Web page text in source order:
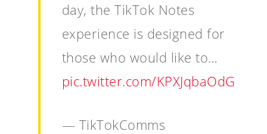
day, the TikTok Notes
experience is designed for
those who would like to…
pic.twitter.com/KPXJqbaOdG
— TikTokComms